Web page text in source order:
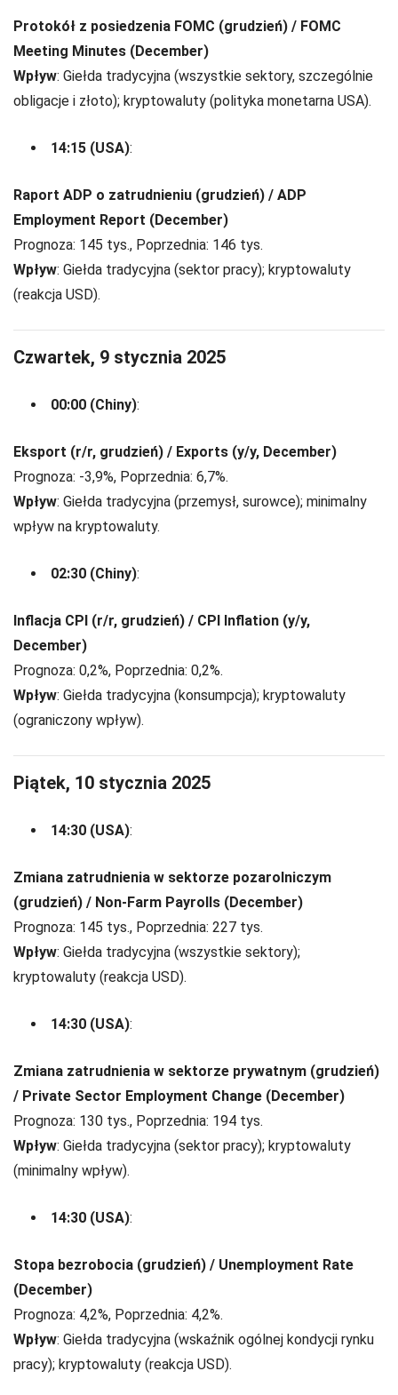
Protokół z posiedzenia FOMC (grudzień) / FOMC
Meeting Minutes (December)
Wpływ: Giełda tradycyjna (wszystkie sektory, szczególnie
obligacje i złoto); kryptowaluty (polityka monetarna USA).
14:15 (USA):
Raport ADP o zatrudnieniu (grudzień) / ADP
Employment Report (December)
Prognoza: 145 tys., Poprzednia: 146 tys.
Wpływ: Giełda tradycyjna (sektor pracy); kryptowaluty
(reakcja USD).
Czwartek, 9 stycznia 2025
00:00 (Chiny):
Eksport (r/r, grudzień) / Exports (y/y, December)
Prognoza: -3,9%, Poprzednia: 6,7%.
Wpływ: Giełda tradycyjna (przemysł, surowce); minimalny
wpływ na kryptowaluty.
02:30 (Chiny):
Inflacja CPI (r/r, grudzień) / CPI Inflation (y/y,
December)
Prognoza: 0,2%, Poprzednia: 0,2%.
Wpływ: Giełda tradycyjna (konsumpcja); kryptowaluty
(ograniczony wpływ).
Piątek, 10 stycznia 2025
14:30 (USA):
Zmiana zatrudnienia w sektorze pozarolniczym
(grudzień) / Non-Farm Payrolls (December)
Prognoza: 145 tys., Poprzednia: 227 tys.
Wpływ: Giełda tradycyjna (wszystkie sektory);
kryptowaluty (reakcja USD).
14:30 (USA):
Zmiana zatrudnienia w sektorze prywatnym (grudzień)
/ Private Sector Employment Change (December)
Prognoza: 130 tys., Poprzednia: 194 tys.
Wpływ: Giełda tradycyjna (sektor pracy); kryptowaluty
(minimalny wpływ).
14:30 (USA):
Stopa bezrobocia (grudzień) / Unemployment Rate
(December)
Prognoza: 4,2%, Poprzednia: 4,2%.
Wpływ: Giełda tradycyjna (wskaźnik ogólnej kondycji rynku
pracy); kryptowaluty (reakcja USD).